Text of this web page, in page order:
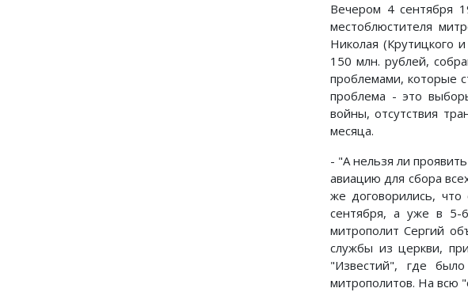
Вечером 4 сентября
местоблюстителя
Николая (Крутицкого
150 млн. рублей,
проблемами, которые
проблема - это
войны, отсутствия
месяца.
- "А нельзя ли
авиацию для сбора
же договорились,
сентября, а уже в 5-6
митрополит Сергий
службы из церкви,
"Известий", где
митрополитов. На всю